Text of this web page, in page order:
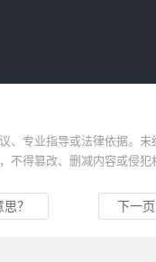
专业指导或法律依据。
得篡改、删减内容或侵犯
？ 下一